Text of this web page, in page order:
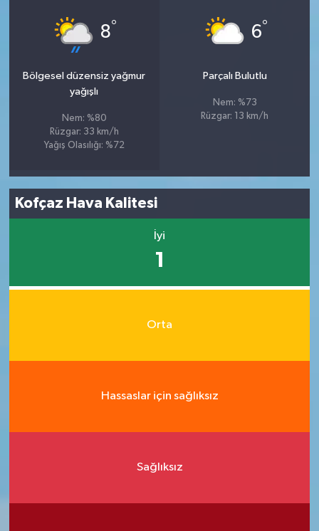
8°
Bölgesel düzensiz yağmur
yağışlı
Nem: %80
Rüzgar: 33 km/h
Yağış Olasılığı: %72
6°
Parçalı Bulutlu
Nem: %73
Rüzgar: 13 km/h
Kofçaz Hava Kalitesi
İyi
1
Orta
Hassaslar için sağlıksız
Sağlıksız